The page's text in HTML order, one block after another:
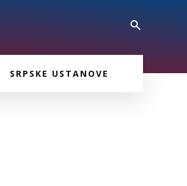
SRPSKE USTANOVE